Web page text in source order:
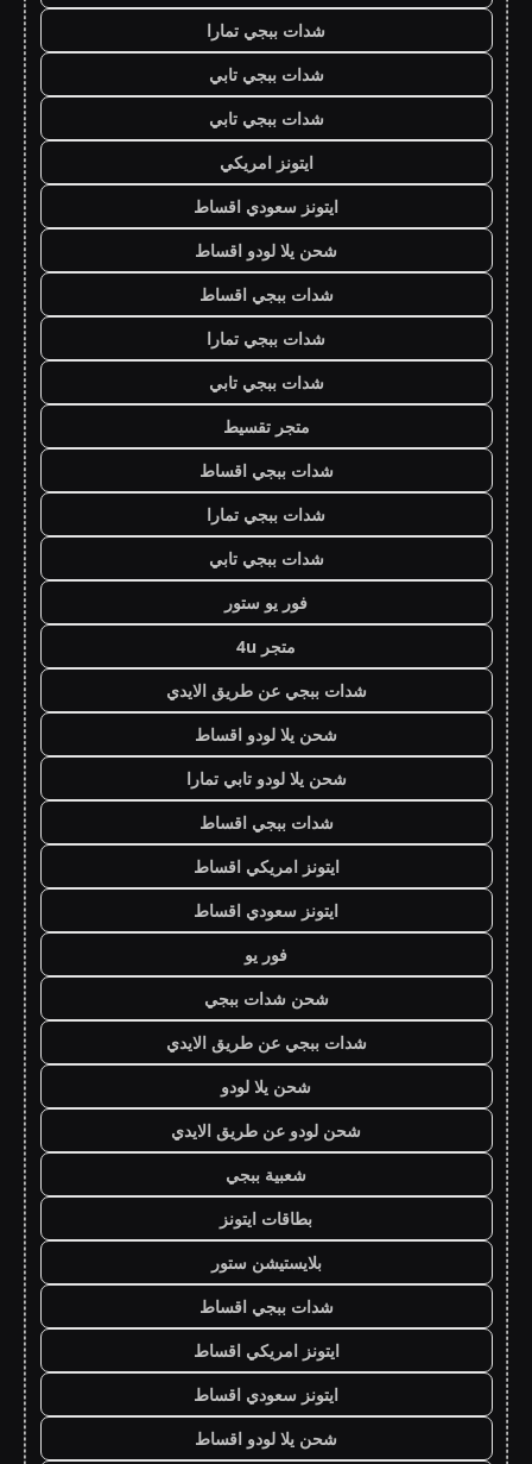
شدات ببجي تمارا
شدات ببجي تابي
شدات ببجي تابي
ايتونز امريكي
ايتونز سعودي اقساط
شحن يلا لودو اقساط
شدات ببجي اقساط
شدات ببجي تمارا
شدات ببجي تابي
متجر تقسيط
شدات ببجي اقساط
شدات ببجي تمارا
شدات ببجي تابي
فور يو ستور
متجر 4u
شدات ببجي عن طريق الايدي
شحن يلا لودو اقساط
شحن يلا لودو تابي تمارا
شدات ببجي اقساط
ايتونز امريكي اقساط
ايتونز سعودي اقساط
فور يو
شحن شدات ببجي
شدات ببجي عن طريق الايدي
شحن يلا لودو
شحن لودو عن طريق الايدي
شعبية ببجي
بطاقات ايتونز
بلايستيشن ستور
شدات ببجي اقساط
ايتونز امريكي اقساط
ايتونز سعودي اقساط
شحن يلا لودو اقساط